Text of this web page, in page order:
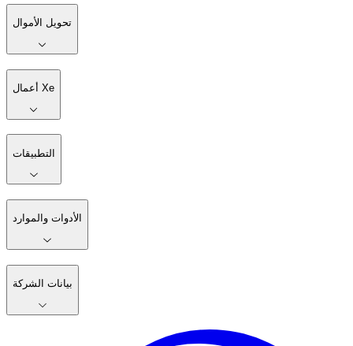
تحويل الأموال
أعمال Xe
التطبيقات
الأدوات والموارد
بيانات الشركة